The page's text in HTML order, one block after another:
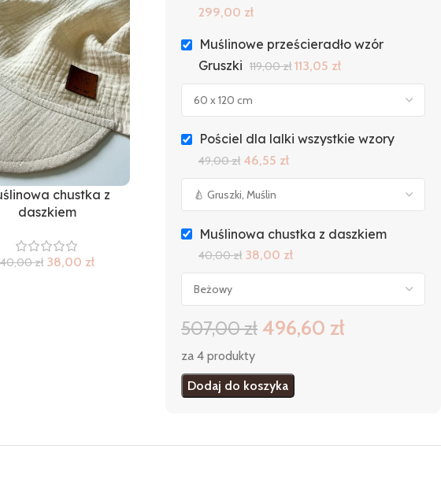
chustka z
daszkiem
40,00zł 38,00 zł
299,00 zł
Muślinowe prześcieradło wzór
Gruszki 119,00zł 113,05 zł
Pościel dla lalki wszystkie wzory
49,00zł 46,55 zł
Muślinowa chustka z daszkiem
40,00zł 38,00 zł
507,00zł 496,60 zł
za 4 produkty
Dodaj do koszyka